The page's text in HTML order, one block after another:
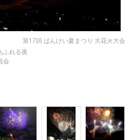
第17回 ばんけい夏まつり 大花火大会
ふれる夜
会